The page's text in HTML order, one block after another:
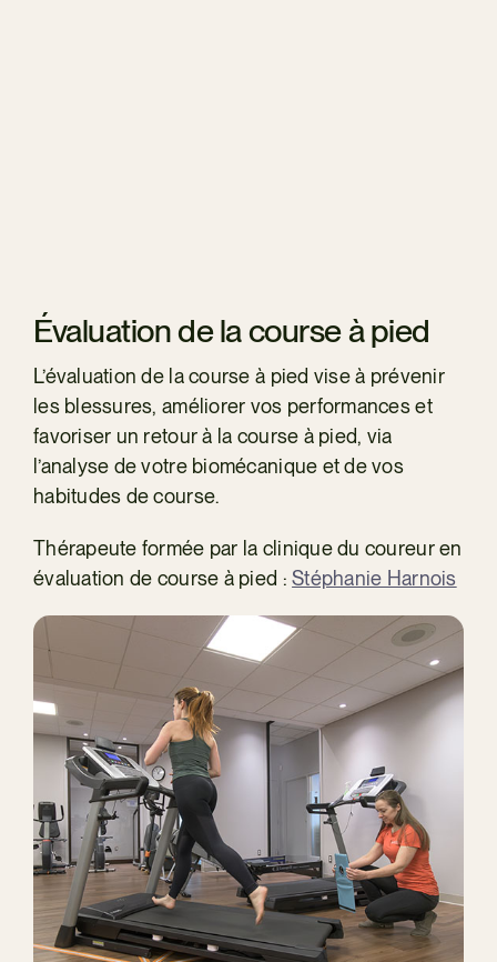
Évaluation de la course à pied
L’évaluation de la course à pied vise à prévenir
les blessures, améliorer vos performances et
favoriser un retour à la course à pied, via
l’analyse de votre biomécanique et de vos
habitudes de course.
Thérapeute formée par la clinique du coureur en
évaluation de course à pied :Stéphanie Harnois